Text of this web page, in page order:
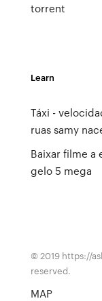
torrent
Learn
Táxi -
ruas samy
Baixar filme a
gelo 5 mega
© 2019 https://
reserved.
MAP